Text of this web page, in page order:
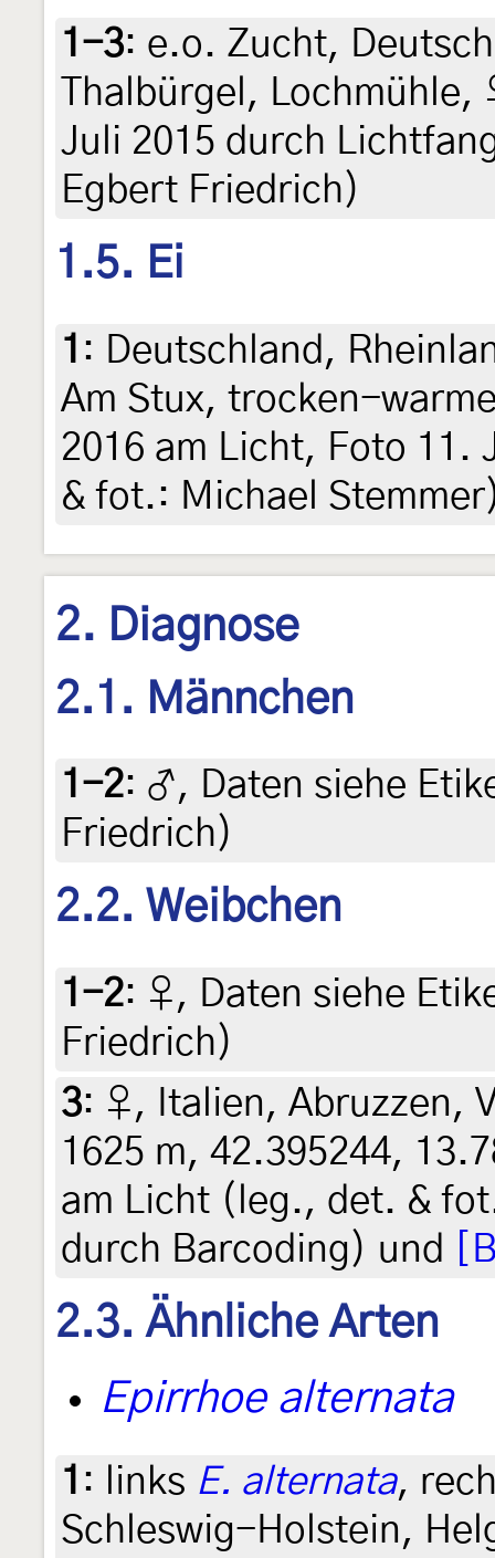
1-3: e.o. Zucht,
Thalbürgel,
Juli 2015 durch
Egbert Friedrich)
1.5. Ei
1 : Deutschland,
Am Stux, trocken-
2016 am Licht, Foto
& fot.: Michael
2. Diagnose
2.1. Männchen
1-2: ♂, Daten siehe
Friedrich)
2.2. Weibchen
1-2: ♀, Daten siehe
Friedrich)
3: ♀, Italien, Abruzzen,
1625 m, 42.395244,
am Licht (leg., det. &
durch Barcoding) und
2.3. Ähnliche Arten
Epirrhoe alternata
1 : links E. alternata,
Schleswig-Holstein,